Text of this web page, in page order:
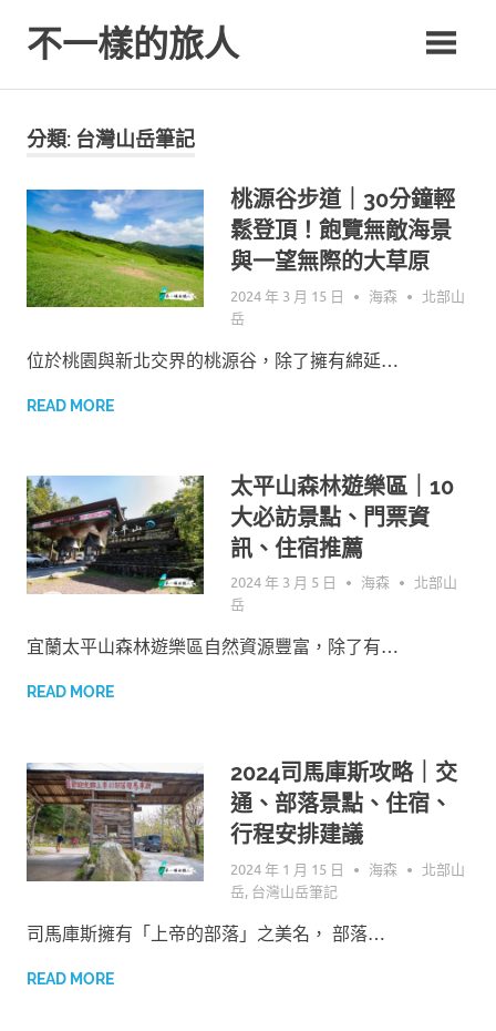
content
不一樣的旅人
分類: 台灣山岳筆記
桃源谷步道｜30分鐘輕
鬆登頂！飽覽無敵海景
與一望無際的大草原
2024 年 3 月 15 日 海森
北部山
岳
位於桃園與新北交界的桃源谷，除了擁有綿延…
READ MORE
太平山森林遊樂區｜10
大必訪景點、門票資
訊、住宿推薦
2024 年 3 月 5 日 海森
北部山
岳
宜蘭太平山森林遊樂區自然資源豐富，除了有…
READ MORE
2024司馬庫斯攻略｜交
通、部落景點、住宿、
行程安排建議
2024 年 1 月 15 日 海森
北部山
岳, 台灣山岳筆記
司馬庫斯擁有「上帝的部落」之美名， 部落…
READ MORE